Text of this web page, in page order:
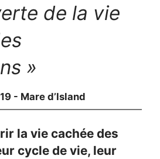
de la vie
»
- Mare d’Island
la vie cachée des
cycle de vie, leur